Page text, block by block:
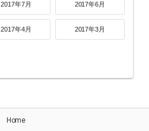
2017年7月 2017年6月
2017年4月 2017年3月
Home